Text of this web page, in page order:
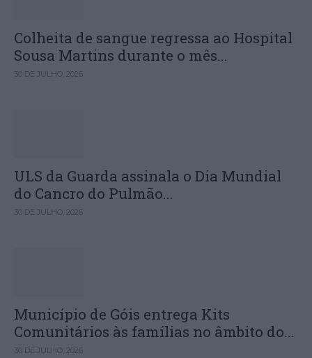
Colheita de sangue regressa ao Hospital
Sousa Martins durante o mês...
30 DE JULHO, 2026
ULS da Guarda assinala o Dia Mundial
do Cancro do Pulmão...
30 DE JULHO, 2026
Município de Góis entrega Kits
Comunitários às famílias no âmbito do...
30 DE JULHO, 2026